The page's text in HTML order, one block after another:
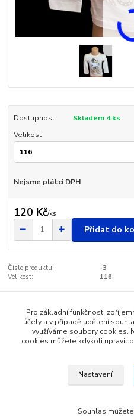
Dostupnost
Skladem 4 ks
Velikost
Nejsme plátci DPH
120 Kč/ks
Přidat do
Číslo produktu:
-3
Velikost:
116
Zboží zařazeno v
Dětské oblečení
Pro základní funkčnost,
účely a v případě udělení
využíváme soubory cookies.
cookies můžete kdykoli upravit
Nastavení
Souhlas